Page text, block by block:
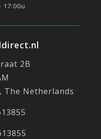
17:00u
2B
The Netherlands